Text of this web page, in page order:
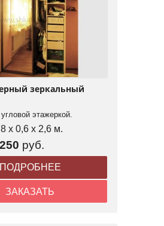
зеркальный
этажеркой.
x 0,6 x 2,6 м.
руб.
ПОДРОБНЕЕ
ЗАКАЗАТЬ